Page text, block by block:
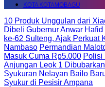
KOTA KOTAMOBAGU
10 Produk Unggulan dari
Dibeli Gubernur Anwar
ke-62 Sulteng, Ajak Perkuat
Nambaso Permandian
Masuk Cuma Rp5.000 Polisi
Anjungan Leok 1
Syukuran Nelayan Bailo
Syukur di Pesisir Ampana